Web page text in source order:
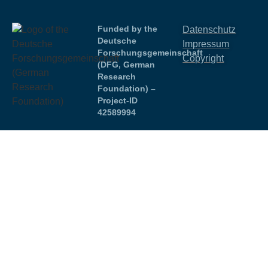
Funded by the
Deutsche
Forschungsgemeinschaft
(DFG, German
Research
Foundation) –
Project-ID
42589994
Datenschutz
Impressum
Copyright